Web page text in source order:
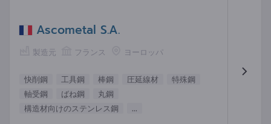
Ascometal S.A.
製造元 フランス ヨーロッパ
快削鋼 工具鋼 棒鋼 圧延線材
特殊鋼
軸受鋼
ばね鋼
丸鋼
構造材向けのステンレス鋼
...